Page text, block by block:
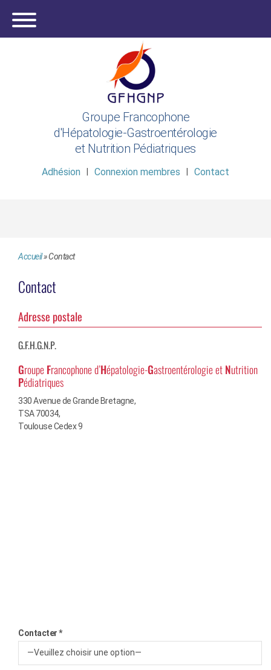
Groupe Francophone
d'Hépatologie-Gastroentérologie
et Nutrition Pédiatriques
Adhésion Connexion membres Contact
Accueil»Contact
Contact
Adresse postale
G.F.H.G.N.P.
GroupeFrancophone d’Hépatologie-Gastroentérologie etNutrition
Pédiatriques
330 Avenue de Grande Bretagne,
TSA 70034,
Toulouse Cedex 9
Contacter *